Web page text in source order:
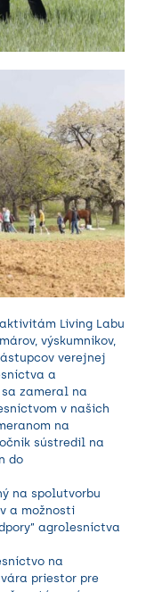
Living Labu
výskumníkov,
verejnej
a
zameral na
v našich
na
sústredil na
do
na spolutvorbu
a možnosti
agrolesníctva
na
priestor pre